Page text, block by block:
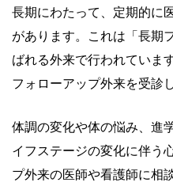
長期にわたって、定期的に
があります。これは「長期
ばれる外来で行われていま
フォローアップ外来を受診
体調の変化や体の悩み、進
イフステージの変化に伴う
プ外来の医師や看護師に相